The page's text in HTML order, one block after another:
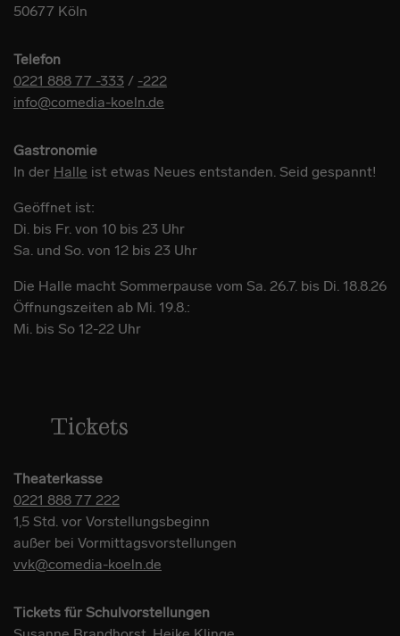
50677 Köln
Telefon
0221 888 77 -333 / -222
info@comedia-koeln.de
Gastronomie
In der Halle ist etwas Neues entstanden. Seid gespannt!
Geöffnet ist:
Di. bis Fr. von 10 bis 23 Uhr
Sa. und So. von 12 bis 23 Uhr
Die Halle macht Sommerpause vom Sa. 26.7. bis Di. 18.8.26
Öffnungszeiten ab Mi. 19.8.:
Mi. bis So 12-22 Uhr
Tickets
Theaterkasse
0221 888 77 222
1,5 Std. vor Vorstellungsbeginn
außer bei Vormittagsvorstellungen
vvk@comedia-koeln.de
Tickets für Schulvorstellungen